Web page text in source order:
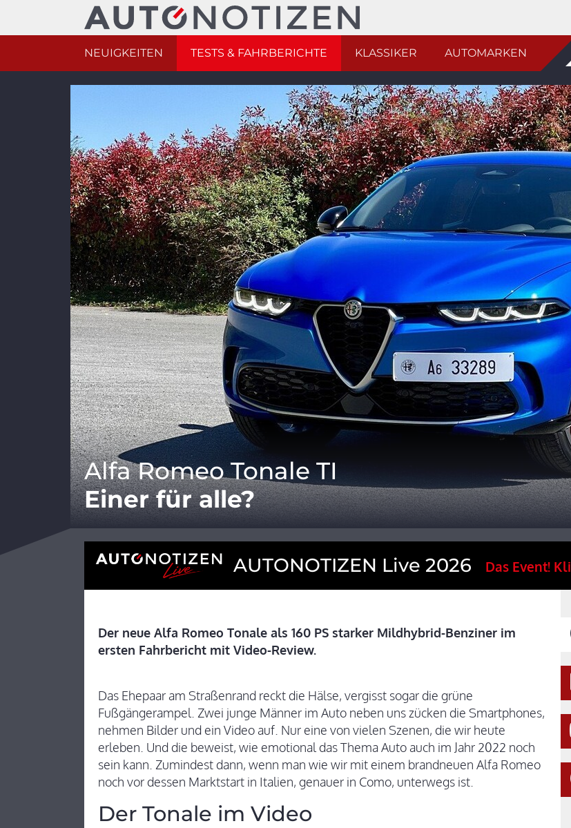
NEUIGKEITEN TESTS & FAHRBERICHTE KLASSIKER AUTOMARKEN
Alfa Romeo Tonale TI
Einer für alle?
AUTONOTIZEN Live 2026 Das Event!
Der neue Alfa Romeo Tonale als 160 PS starker Mildhybrid-Benziner im
ersten Fahrbericht mit Video-Review.
Das Ehepaar am Straßenrand reckt die Hälse, vergisst sogar die grüne
Fußgängerampel. Zwei junge Männer im Auto neben uns zücken die Smartphones,
nehmen Bilder und ein Video auf. Nur eine von vielen Szenen, die wir heute
erleben. Und die beweist, wie emotional das Thema Auto auch im Jahr 2022 noch
sein kann. Zumindest dann, wenn man wie wir mit einem brandneuen Alfa Romeo
noch vor dessen Marktstart in Italien, genauer in Como, unterwegs ist.
Der Tonale im Video